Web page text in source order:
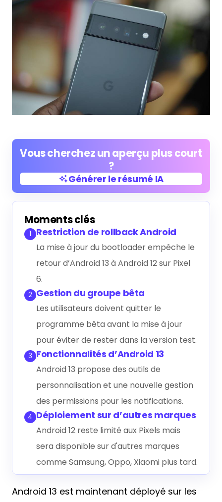
Vous cherchez un aperçu plus court
?
Générer le résumé IA
Générer le résumé IA
Moments clés
1 Restriction de rollback Android
La mise à jour du bootloader empêche le
retour d’Android 13 à Android 12 sur Pixel
6.
2 Gestion du groupe bêta
Les utilisateurs doivent quitter le
programme bêta avant la mise à jour
pour éviter de rester dans la version test.
3 Fonctionnalités d’Android 13
Android 13 propose des outils de
personnalisation et une nouvelle gestion
des permissions pour les notifications.
4 Déploiement sur d’autres marques
Android 12 reste limité aux Pixels mais
sera disponible sur d'autres marques
comme Samsung, Oppo, Xiaomi plus tard.
Android 13 est maintenant déployé sur les